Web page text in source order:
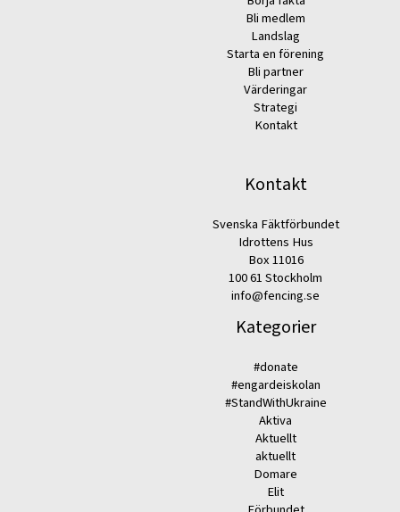
Bli medlem
Landslag
Starta en förening
Bli partner
Värderingar
Strategi
Kontakt
Kontakt
Svenska Fäktförbundet
Idrottens Hus
Box 11016
100 61 Stockholm
info@fencing.se
Kategorier
#donate
#engardeiskolan
#StandWithUkraine
Aktiva
Aktuellt
aktuellt
Domare
Elit